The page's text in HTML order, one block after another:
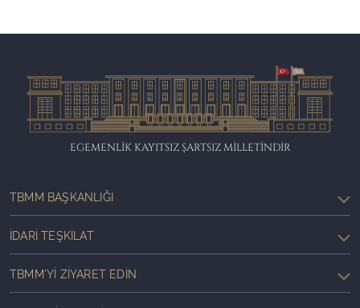
EGEMENLİK KAYITSIZ ŞARTSIZ MİLLETİNDİR
TBMM BAŞKANLIĞI
İDARI TEŞKILAT
TBMM'YI ZIYARET EDIN